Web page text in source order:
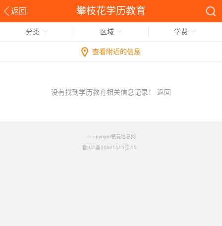
返回 攀枝花学历教育
分类 区域 学费
查看附近的信息
没有找到学历教育相关信息记录！ 返回
©copyright铭竟信息网
鲁ICP备11031510号-15